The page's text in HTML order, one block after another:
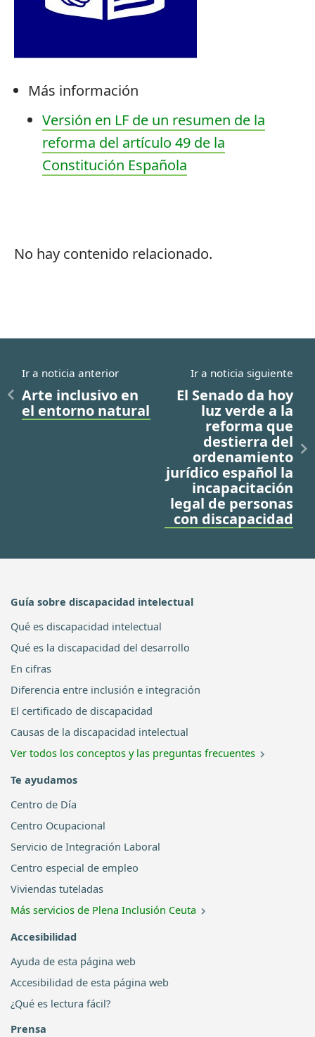
Más información
Versión en LF de un resumen de la
reforma del artículo 49 de la
Constitución Española
No hay contenido relacionado.
Ir a noticia anterior
Arte inclusivo en
el entorno natural
Ir a noticia siguiente
El Senado da hoy
luz verde a la
reforma que
destierra del
ordenamiento
jurídico español la
incapacitación
legal de personas
con discapacidad
Guía sobre discapacidad intelectual
Qué es discapacidad intelectual
Qué es la discapacidad del desarrollo
En cifras
Diferencia entre inclusión e integración
El certificado de discapacidad
Causas de la discapacidad intelectual
Ver todos los conceptos y las preguntas frecuentes
Te ayudamos
Centro de Día
Centro Ocupacional
Servicio de Integración Laboral
Centro especial de empleo
Viviendas tuteladas
Más servicios de Plena Inclusión Ceuta
Accesibilidad
Ayuda de esta página web
Accesibilidad de esta página web
¿Qué es lectura fácil?
Prensa